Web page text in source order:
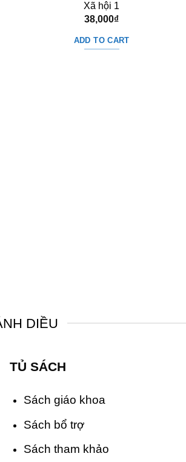
Xã hội 1
38,000₫
ADD TO CART
DIỀU
TỦ SÁCH
Sách giáo khoa
Sách bổ trợ
Sách tham khảo